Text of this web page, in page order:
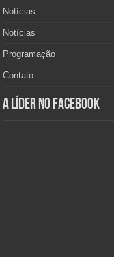
Notícias
Notícias
Programação
Contato
A Líder no Facebook